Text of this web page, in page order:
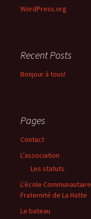
WordPress.org
Recent Posts
Bonjour à tous!
Pages
Contact
L’association
Les statuts
L’école Communautaire
Fraternité de La Hatte
Le bateau